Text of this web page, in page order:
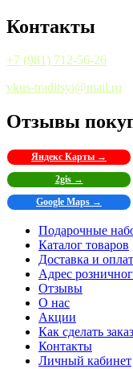
Контакты
+7 (981) 712-56-26
vkus-traditsyi@mail.ru
Отзывы
Яндекс Карты →
2gis →
Google Maps →
Подарочные
Каталог товаров
Доставка и
Адрес
Отзывы
О нас
Акции
Как сделать заказ
Контакты
Личный кабинет